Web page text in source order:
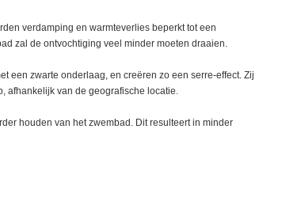
verdamping en warmteverlies beperkt tot een
zal de ontvochtiging veel minder moeten draaien.
een zwarte onderlaag, en creëren zo een serre-effect. Zij
afhankelijk van de geografische locatie.
houden van het zwembad. Dit resulteert in minder